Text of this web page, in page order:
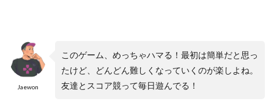
Jaewon
このゲーム、めっちゃハマる！最初は簡単だと思っ
たけど、どんどん難しくなっていくのが楽しよね。
友達とスコア競って毎日遊んでる！